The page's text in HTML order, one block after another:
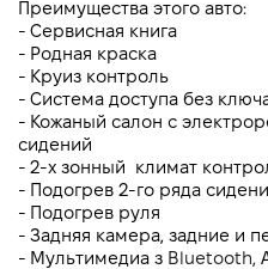
Преимущества этого авто:
- Сервисная книга
- Родная краска
- Круиз контроль
- Система доступа без
- Кожаный салон с
сидений
- 2-х зонный  климат
- Подогрев 2-го ряда
- Подогрев руля
- Задняя камера, задние и
- Мультимедиа з Bluetooth,